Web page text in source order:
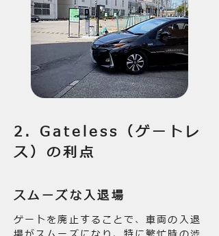
2. Gateless（ゲートレ
ス）の利点
スムーズな入退場
ゲートを廃止することで、車両の入退